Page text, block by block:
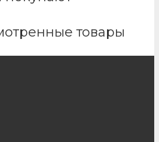
товары